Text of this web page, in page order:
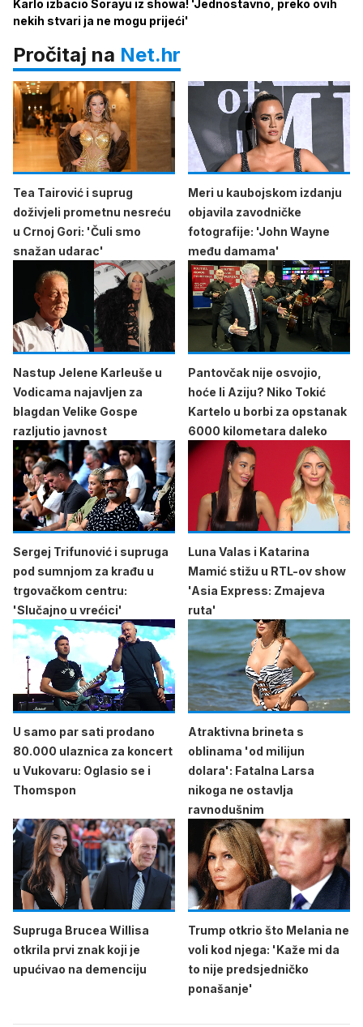
Karlo izbacio Sorayu iz showa! 'Jednostavno, preko ovih
nekih stvari ja ne mogu prijeći'
Pročitaj na Net.hr
Tea Tairović i suprug
doživjeli prometnu nesreću
u Crnoj Gori: 'Čuli smo
snažan udarac'
Meri u kaubojskom izdanju
objavila zavodničke
fotografije: 'John Wayne
među damama'
Nastup Jelene Karleuše u
Vodicama najavljen za
blagdan Velike Gospe
razljutio javnost
Pantovčak nije osvojio,
hoće li Aziju? Niko Tokić
Kartelo u borbi za opstanak
6000 kilometara daleko
Sergej Trifunović i supruga
pod sumnjom za krađu u
trgovačkom centru:
'Slučajno u vrećici'
Luna Valas i Katarina
Mamić stižu u RTL-ov show
'Asia Express: Zmajeva
ruta'
U samo par sati prodano
80.000 ulaznica za koncert
u Vukovaru: Oglasio se i
Thomspon
Atraktivna brineta s
oblinama 'od milijun
dolara': Fatalna Larsa
nikoga ne ostavlja
ravnodušnim
Supruga Brucea Willisa
otkrila prvi znak koji je
upućivao na demenciju
Trump otkrio što Melania ne
voli kod njega: 'Kaže mi da
to nije predsjedničko
ponašanje'